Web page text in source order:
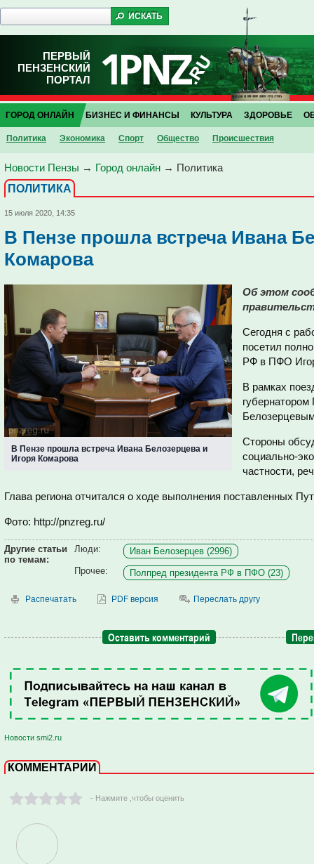
ПЕРВЫЙ
ПЕНЗЕНСКИЙ
ПОРТАЛ
ГОРОД ОНЛАЙН
Политика Экономика Спорт Общество Проиcшествия
БИЗНЕС И ФИНАНСЫ КУЛЬТУРА ЗДОРОВЬЕ
Новости Пензы → Город онлайн → Политика
ПОЛИТИКА
15 июля 2020, 14:35
В Пензе прошла встреча Ивана
Комарова
В Пензе прошла встреча Ивана Белозерцева и
Игоря Комарова
Об этом
Сегодня с
посетил
РФ в ПФО
В рамках
Стороны
социально-
частности,
Глава региона отчитался о ходе выполнения поставленных
Фото: http://pnzreg.ru/
Другие статьи
по темам:
Люди:
Иван Белозерцев (2996)
Прочее:
Полпред президента РФ в ПФО (23)
Распечатать PDF версия Переслать другу
Оставить комментарий
Новости smi2.ru
КОММЕНТАРИИ
- Нажмите ,чтобы оценить